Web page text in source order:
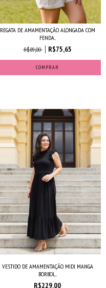
REGATA DE AMAMENTAÇÃO ALONGADA COM
FENDA...
R$89,00
R$75,65
COMPRAR
VESTIDO DE AMAMENTAÇÃO MIDI MANGA
BORBOL...
R$229,00